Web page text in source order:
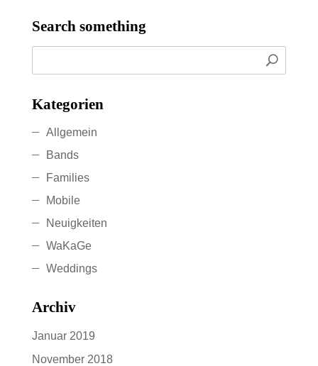
Search something
Kategorien
Allgemein
Bands
Families
Mobile
Neuigkeiten
WaKaGe
Weddings
Archiv
Januar 2019
November 2018